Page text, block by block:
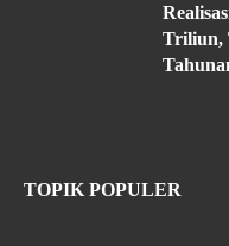
Triliun,
TOPIK POPULER